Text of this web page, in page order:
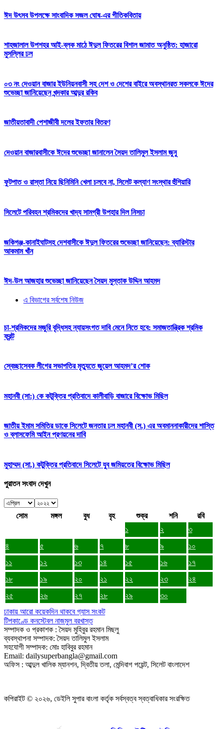
ঈদ উৎসব উপলক্ষে সাংবাদিক সজল ঘোষ-এর গীতিকবিতায়
শাহজালাল উপশহর আই-ব্লক মাঠে ঈদুল ফিতরের বিশাল জামাত অনুষ্ঠিত: হাজারো
মুসল্লির ঢল
০৩ নং দেওয়ান বাজার ইউনিয়নবাসী সহ দেশ ও দেশের বাইরে অবস্থানরত সকলকে ঈদের
শুভেচ্ছা জানিয়েছেন খন্দকার আব্দুর রকিব
জাতীয়তাবাদী পেশাজীবী দলের ইফতার বিতরণ
দেওয়ান বাজারবাসীকে ঈদের শুভেচ্ছা জানালেন সৈয়দ তালিমুল ইসলাম জুনু
ফুটপাত ও রাস্তা নিয়ে ছিনিমিনি খেলা চলবে না, সিলেট কল্যাণ সংস্থার হুঁশিয়ারি
সিলেটে পরিবহন শ্রমিকদের খাদ্য সামগ্রী উপহার দিল নিসচা
জকিগঞ্জ-কানাইঘাটসহ দেশবাসীকে ঈদুল ফিতরের শুভেচ্ছা জানিয়েছেন: ব্যারিস্টার
আকমাম খাঁন
ঈদ-উল আজহার শুভেচ্ছা জানিয়েছেন সৈয়দ মুস্তাক উদ্দিন আহমদ
এ বিভাগের সর্বশেষ নিউজ
চা-শ্রমিকদের মজুরি বৃদ্ধিসহ ন্যায়সংগত দাবি মেনে নিতে হবে: সমাজতান্ত্রিক শ্রমিক
ফ্রন্ট
স্বেচ্ছাসেবক লীগের সভাপতির মৃত্যুতে জুয়েল আহমদ’র শোক
মহানবী (সা:) কে কটূক্তির প্রতিবাদে কালীবাড়ি বাজারে বিক্ষোভ মিছিল
জাতীয় ইমাম সমিতির ডাকে সিলেটে জনতার ঢল মহানবী (স.) এর অবমাননাকারীদের শাস্তি
ও ব্লাসফেমি আইন প্রণয়নের দাবি
মুহাম্মদ (সা.) কটুক্তির প্রতিবাদে সিলেটে যুব জমিয়তের বিক্ষোভ মিছিল
পুরাতন সংবাদ দেখুন
সোম মঙ্গল বুধ বৃহ শুক্র শনি
রবি
১
২
৩
৪
৫ ৬ ৭ ৮ ৯
১০
১১
১২ ১৩ ১৪ ১৫ ১৬
১৭
১৮
১৯ ২০ ২১ ২২ ২৩
২৪
২৫
২৬ ২৭ ২৮ ২৯
৩০
ঢাকায় আরো কয়েকদিন থাকবে গ্যাস সংকট
টিপকাণ্ডে কনস্টেবল নাজমুল বরখাস্ত
সম্পাদক ও প্রকাশক : সৈয়দ মুহিবুর রহমান মিছলু
ব্যবস্থাপনা সম্পাদক: সৈয়দ তালিমুল ইসলাম
সহযোগী সম্পাদক: মোঃ হাবিবুর রহমান
Email: dailysuperbangla@gmail.com
অফিস : আব্দুল খালিক ম্যানশন, দ্বিতীয় তলা, মেন্দিবাগ পয়েন্ট, সিলেট বাংলাদেশ
কপিরাইট © ২০২৬, ডেইলি সুপার বাংলা কর্তৃক সর্বস্বত্ব স্বত্বাধিকার সংরক্ষিত